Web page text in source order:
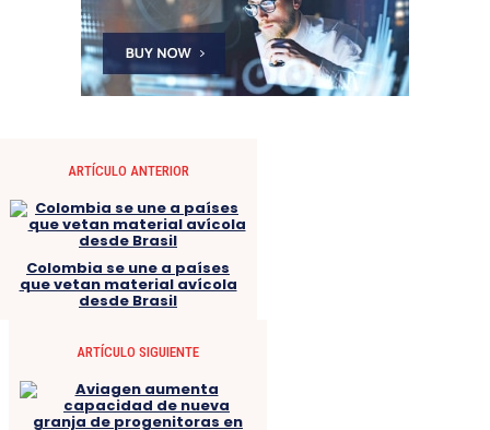
ARTÍCULO ANTERIOR
Colombia se une a países
que vetan material avícola
desde Brasil
ARTÍCULO SIGUIENTE